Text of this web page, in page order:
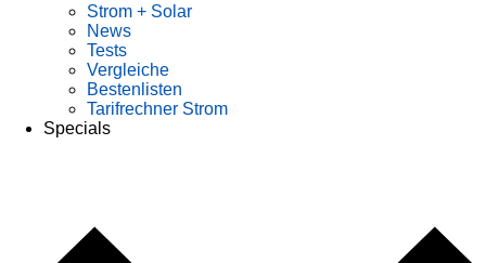
Strom + Solar
News
Tests
Vergleiche
Bestenlisten
Tarifrechner Strom
Specials